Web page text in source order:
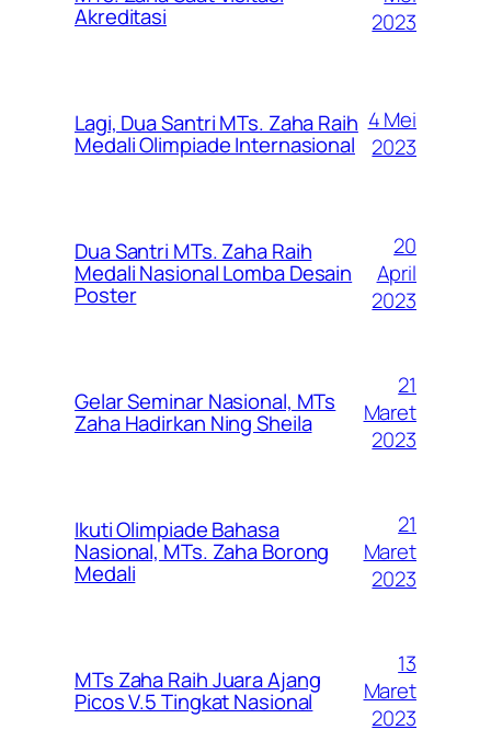
Akreditasi
2023
Lagi, Dua Santri MTs. Zaha Raih
Medali Olimpiade Internasional
4 Mei
2023
Dua Santri MTs. Zaha Raih
Medali Nasional Lomba Desain
Poster
20
April
2023
Gelar Seminar Nasional, MTs
Zaha Hadirkan Ning Sheila
21
Maret
2023
Ikuti Olimpiade Bahasa
Nasional, MTs. Zaha Borong
Medali
21
Maret
2023
MTs Zaha Raih Juara Ajang
Picos V.5 Tingkat Nasional
13
Maret
2023